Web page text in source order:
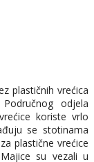
plastičnih vrećica
odjela
koriste vrlo
se stotinama
plastične vrećice
su vezali u